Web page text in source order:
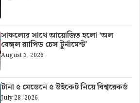
সাফল্যের সাথে আয়োজিত হলো ‘অল
বেঙ্গল র‍্যাপিড চেস টুর্নামেন্ট’
August 3, 2026
টানা ৫ মেডেনে ৫ উইকেট নিয়ে বিশ্বরেকর্ড
July 28, 2026